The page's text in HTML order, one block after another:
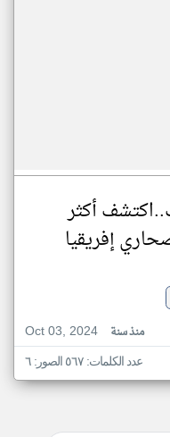
أكثر
إفريقيا
Oct 03, 2024
منذ سنة
عدد الكلمات: ٥٦٧ الصور: ٦